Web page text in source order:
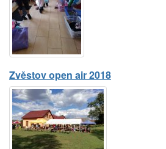
Zvěstov open air 2018